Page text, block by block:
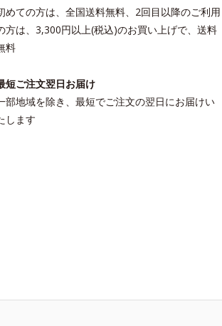
めての方は、全国送料無料、2回目以降のご利用
方は、3,300円以上(税込)のお買い上げで、送料
料
短ご注文翌日お届け
部地域を除き、最短でご注文の翌日にお届けい
します